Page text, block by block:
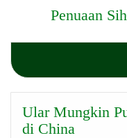
Penuaan
Ular Mungkin
di China